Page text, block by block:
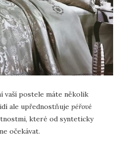
vaší postele máte několik
ale upřednostňuje péřové
které od synteticky
očekávat.